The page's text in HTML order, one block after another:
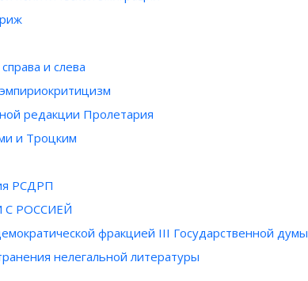
и слева
редакции Пролетария
и Троцким
РСДРП
С РОССИЕЙ
фракцией III Государственной думы
нелегальной литературы